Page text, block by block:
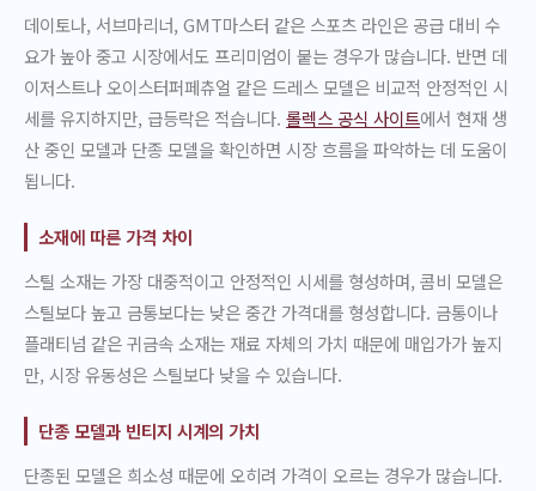
데이토나, 서브마리너, GMT마스터 같은 스포츠 라인은 공급 대비 수
요가 높아 중고 시장에서도 프리미엄이 붙는 경우가 많습니다. 반면 데
이저스트나 오이스터퍼페츄얼 같은 드레스 모델은 비교적 안정적인 시
세를 유지하지만, 급등락은 적습니다. 롤렉스 공식 사이트에서 현재 생
산 중인 모델과 단종 모델을 확인하면 시장 흐름을 파악하는 데 도움이
됩니다.
소재에 따른 가격 차이
스틸 소재는 가장 대중적이고 안정적인 시세를 형성하며, 콤비 모델은
스틸보다 높고 금통보다는 낮은 중간 가격대를 형성합니다. 금통이나
플래티넘 같은 귀금속 소재는 재료 자체의 가치 때문에 매입가가 높지
만, 시장 유동성은 스틸보다 낮을 수 있습니다.
단종 모델과 빈티지 시계의 가치
단종된 모델은 희소성 때문에 오히려 가격이 오르는 경우가 많습니다.